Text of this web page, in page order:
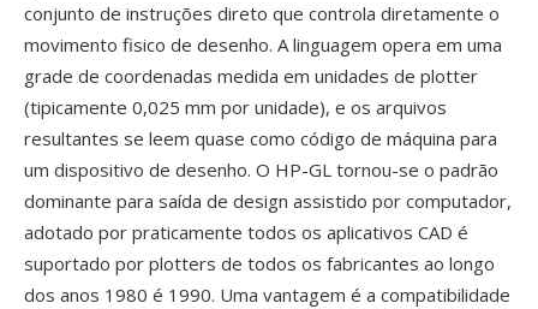
conjunto de instruções direto que controla diretamente o
movimento fisico de desenho. A linguagem opera em uma
grade de coordenadas medida em unidades de plotter
(tipicamente 0,025 mm por unidade), e os arquivos
resultantes se leem quase como código de máquina para
um dispositivo de desenho. O HP-GL tornou-se o padrão
dominante para saída de design assistido por computador,
adotado por praticamente todos os aplicativos CAD é
suportado por plotters de todos os fabricantes ao longo
dos anos 1980 é 1990. Uma vantagem é a compatibilidade